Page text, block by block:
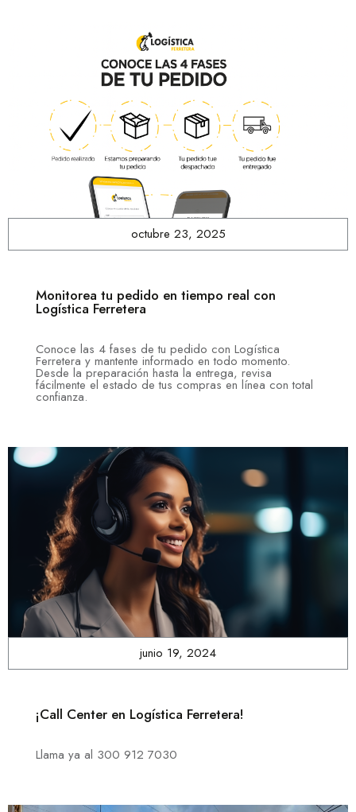
octubre 23, 2025
Monitorea tu pedido en tiempo real con
Logística Ferretera
Conoce las 4 fases de tu pedido con Logística
Ferretera y mantente informado en todo momento.
Desde la preparación hasta la entrega, revisa
fácilmente el estado de tus compras en línea con total
confianza.
junio 19, 2024
¡Call Center en Logística Ferretera!
Llama ya al 300 912 7030